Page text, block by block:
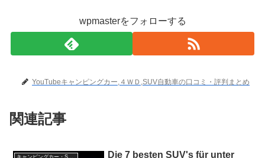
wpmasterをフォローする
YouTubeキャンピングカー,４ＷＤ,SUV自動車の口コミ・評判まとめ
関連記事
Die 7 besten SUV's für unter